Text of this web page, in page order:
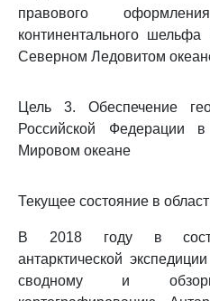
правового
континентального
Северном Ледовитом
Цель 3. Обеспечение
Российской Федерации
Мировом океане
Текущее состояние в
В 2018 году в
антарктической
сводному и